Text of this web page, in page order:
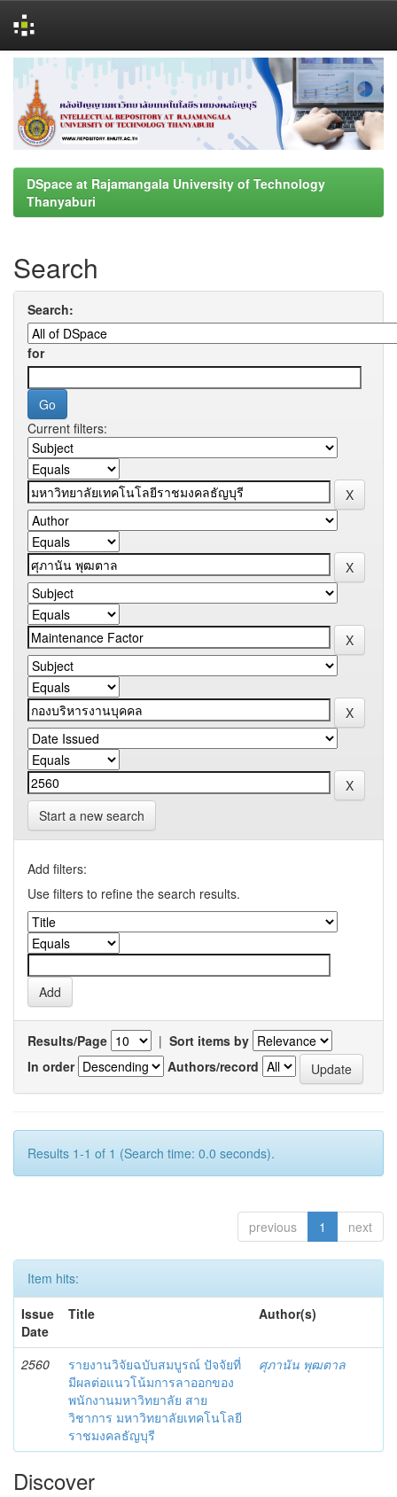
navigation
DSpace at Rajamangala University of Technology
Thanyaburi
Search
Search:
for
Current filters:
Start a new search
Add filters:
Use filters to refine the search results.
Results/Page | Sort items by
In order
Authors/record
Results 1-1 of 1 (Search time: 0.0 seconds).
previous 1 next
Item hits:
Issue
Date
Title Author(s)
2560
รายงานวิจัยฉบับสมบูรณ์ ปัจจัยที่
มีผลต่อแนวโน้มการลาออกของ
พนักงานมหาวิทยาลัย สาย
วิชาการ มหาวิทยาลัยเทคโนโลยี
ราชมงคลธัญบุรี
ศุภานัน พุฒตาล
Discover